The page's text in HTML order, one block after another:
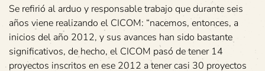
Se refirió al arduo y responsable trabajo que durante seis
años viene realizando el CICOM: “nacemos, entonces, a
inicios del año 2012, y sus avances han sido bastante
significativos, de hecho, el CICOM pasó de tener 14
proyectos inscritos en ese 2012 a tener casi 30 proyectos